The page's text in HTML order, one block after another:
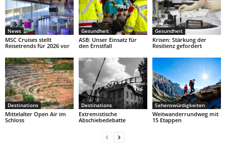
News
MSC Cruises stellt
Reisetrends für 2026 vor
Gesundheit
ASB: Unser Einsatz für
den Ernstfall
Gesundheit
Krisen: Stärkung der
Resilienz gefordert
Destinations
Mittelalter Open Air im
Schloss
Destinations
Extremistische
Abschiebedebatte
Sehenswürdigkeiten
Weitwanderrundweg mit
15 Etappen